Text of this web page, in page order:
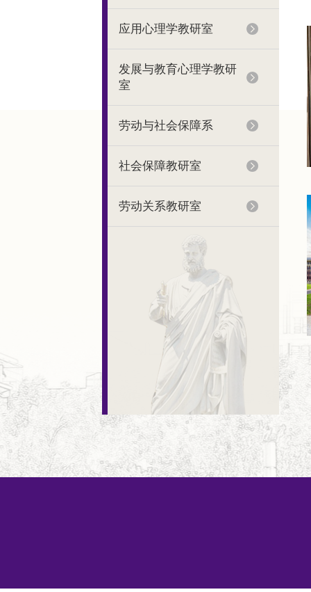
应用心理学教研室
发展与教育心理学教研
室
劳动与社会保障系
社会保障教研室
劳动关系教研室